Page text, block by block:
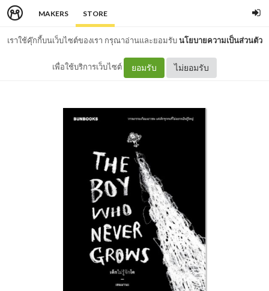
MAKERS STORE
เราใช้คุ๊กกี้บนเว็บไซต์ของเรา กรุณาอ่านและยอมรับนโยบายความเป็นส่วนตัว
เพื่อใช้บริการเว็บไซต์ ยอมรับ ไม่ยอมรับ